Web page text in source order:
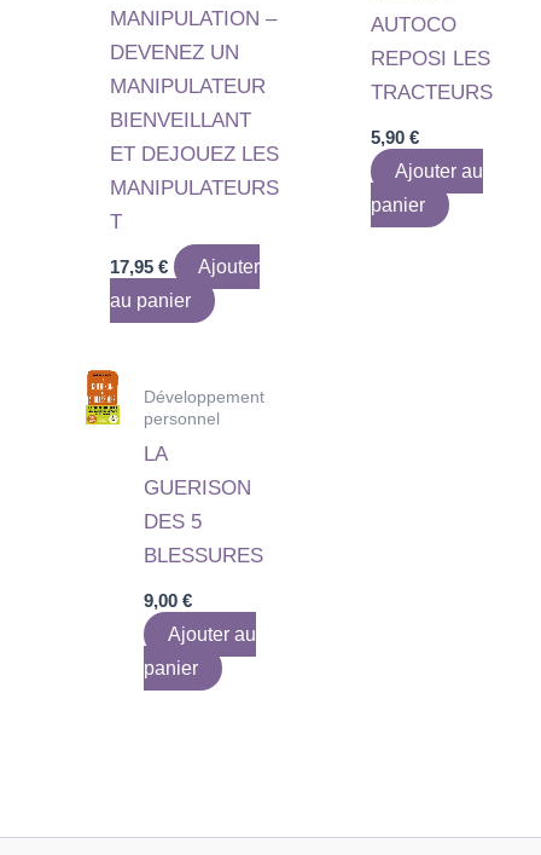
MANIPULATION –
DEVENEZ UN
MANIPULATEUR
BIENVEILLANT
ET DEJOUEZ LES
MANIPULATEURS
T
17,95€
Ajouter
au panier
AUTOCO
REPOSI LES
TRACTEURS
5,90 €
Ajouter au
panier
Développement
personnel
LA
GUERISON
DES 5
BLESSURES
9,00€
Ajouter au
panier